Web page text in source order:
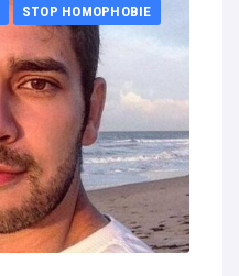
STOP HOMOPHOBIE